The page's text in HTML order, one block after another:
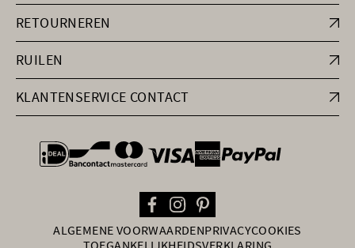
RETOURNEREN
RUILEN
KLANTENSERVICE CONTACT
general.paymentOptions
ALGEMENE VOORWAARDENPRIVACYCOOKIES
TOEGANKELIJKHEIDSVERKLARING